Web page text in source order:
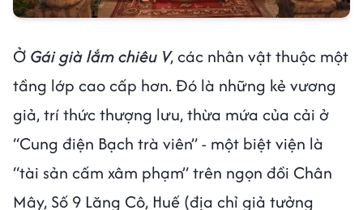
Ở Gái già lắm chiêu V, các nhân vật thuộc một
tầng lớp cao cấp hơn. Đó là những kẻ vương
giả, trí thức thượng lưu, thừa mứa của cải ở
“Cung điện Bạch trà viên” - một biệt viện là
“tài sản cấm xâm phạm” trên ngọn đồi Chân
Mây, Số 9 Lăng Cô, Huế (địa chỉ giả tưởng